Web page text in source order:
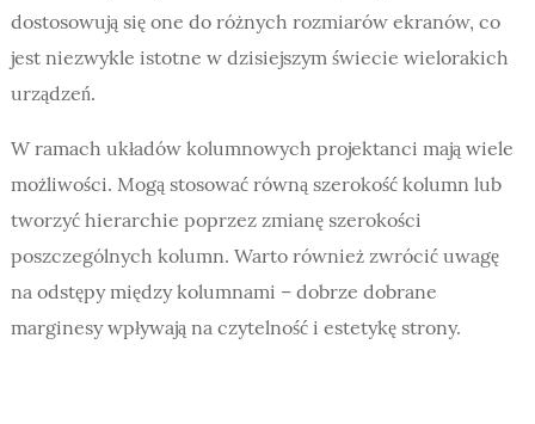
dostosowują się one do różnych rozmiarów ekranów, co
jest niezwykle istotne w dzisiejszym świecie wielorakich
urządzeń.
W ramach układów kolumnowych projektanci mają wiele
możliwości. Mogą stosować równą szerokość kolumn lub
tworzyć hierarchie poprzez zmianę szerokości
poszczególnych kolumn. Warto również zwrócić uwagę
na odstępy między kolumnami – dobrze dobrane
marginesy wpływają na czytelność i estetykę strony.